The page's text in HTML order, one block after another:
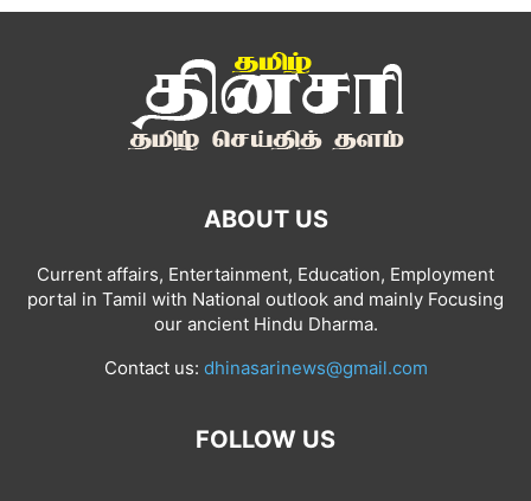
ABOUT US
Current affairs, Entertainment, Education, Employment
portal in Tamil with National outlook and mainly Focusing
our ancient Hindu Dharma.
Contact us: dhinasarinews@gmail.com
FOLLOW US